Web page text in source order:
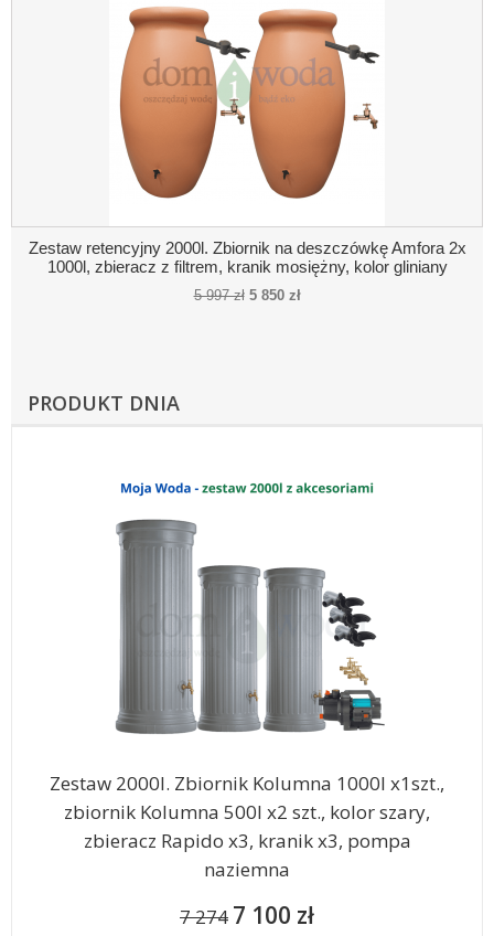
Zestaw retencyjny 2000l. Zbiornik na deszczówkę Amfora 2x
1000l, zbieracz z filtrem, kranik mosiężny, kolor gliniany
5 997 zł 5 850 zł
PRODUKT DNIA
Zestaw 2000l. Zbiornik Kolumna 1000l x1szt.,
zbiornik Kolumna 500l x2 szt., kolor szary,
zbieracz Rapido x3, kranik x3, pompa
naziemna
7 274 7 100 zł